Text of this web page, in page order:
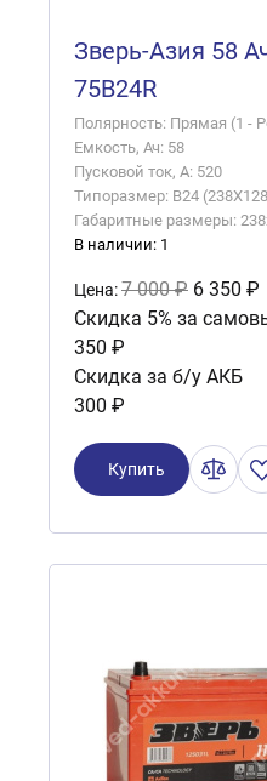
Зверь-Азия 58
75B24R
Полярность: Прямая (1 -
Емкость, Ач: 58
Пусковой ток, А: 520
Типоразмер: B24
Габаритные размеры:
В наличии: 1
Цена:7 000 ₽ 6 350 ₽
Скидка 5% за
350 ₽
Скидка за б/у АКБ
300 ₽
Купить